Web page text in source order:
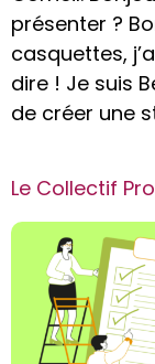
présenter ?
casquettes,
dire ! Je suis
de créer une
Le Collectif